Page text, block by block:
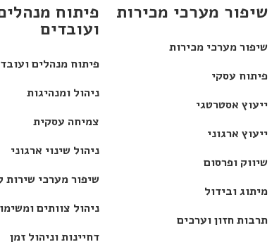
שיפור מערכי מכירות
שיפור מערכי מכירות
פיתוח עסקי
ייעוץ אסטרטגי
ייעוץ ארגוני
שיווק ופרסום
מיתוג ובידול
תרבות חזון וערכים
פיתוח
ועובדים
פיתוח מנהלים
ניהול ומנהיגות
צמיחה עסקית
ניהול שינוי ארגוני
שיפור מערכי שירות
ניהול צוותים
דחיינות וניהול זמן